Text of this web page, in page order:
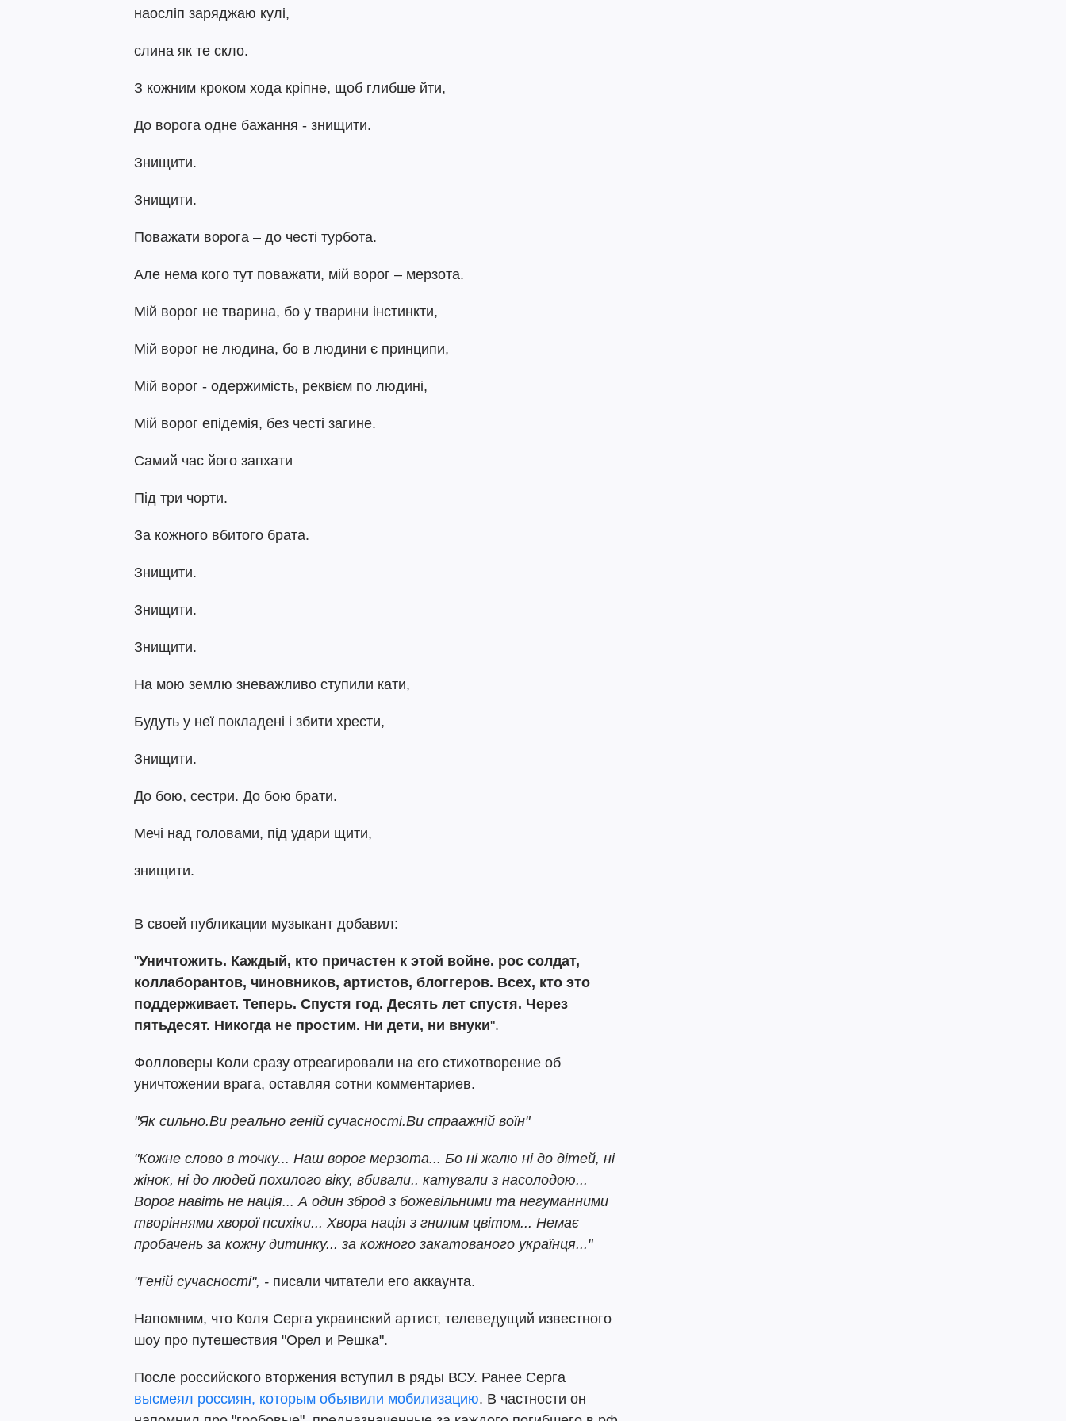
наосліп заряджаю кулі,
слина як те скло.
З кожним кроком хода кріпне, щоб глибше йти,
До ворога одне бажання - знищити.
Знищити.
Знищити.
Поважати ворога – до честі турбота.
Але нема кого тут поважати, мій ворог – мерзота.
Мій ворог не тварина, бо у тварини інстинкти,
Мій ворог не людина, бо в людини є принципи,
Мій ворог - одержимість, реквієм по людині,
Мій ворог епідемія, без честі загине.
Самий час його запхати
Під три чорти.
За кожного вбитого брата.
Знищити.
Знищити.
Знищити.
На мою землю зневажливо ступили кати,
Будуть у неї покладені і збити хрести,
Знищити.
До бою, сестри. До бою брати.
Мечі над головами, під удари щити,
знищити.
В своей публикации музыкант добавил:
"Уничтожить. Каждый, кто причастен к этой войне. рос солдат,
коллаборантов, чиновников, артистов, блоггеров. Всех, кто это
поддерживает. Теперь. Спустя год. Десять лет спустя. Через
пятьдесят. Никогда не простим. Ни дети, ни внуки".
Фолловеры Коли сразу отреагировали на его стихотворение об
уничтожении врага, оставляя сотни комментариев.
"Як сильно.Ви реально геній сучасності.Ви спраажній воїн"
"Кожне слово в точку... Наш ворог мерзота... Бо ні жалю ні до дітей, ні
жінок, ні до людей похилого віку, вбивали.. катували з насолодою...
Ворог навіть не нація... А один зброд з божевільними та негуманними
творіннями хворої психіки... Хвора нація з гнилим цвітом... Немає
пробачень за кожну дитинку... за кожного закатованого українця..."
"Геній сучасності", - писали читатели его аккаунта.
Напомним, что Коля Серга украинский артист, телеведущий известного
шоу про путешествия "Орел и Решка".
После российского вторжения вступил в ряды ВСУ. Ранее Серга
высмеял россиян, которым объявили мобилизацию. В частности он